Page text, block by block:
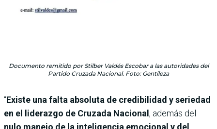
Documento remitido por Stilber Valdés Escobar a las autoridades del
Partido Cruzada Nacional. Foto: Gentileza
“Existe una falta absoluta de credibilidad y seriedad
en el liderazgo de Cruzada Nacional , además del
nulo manejo de la inteligencia emocional y del